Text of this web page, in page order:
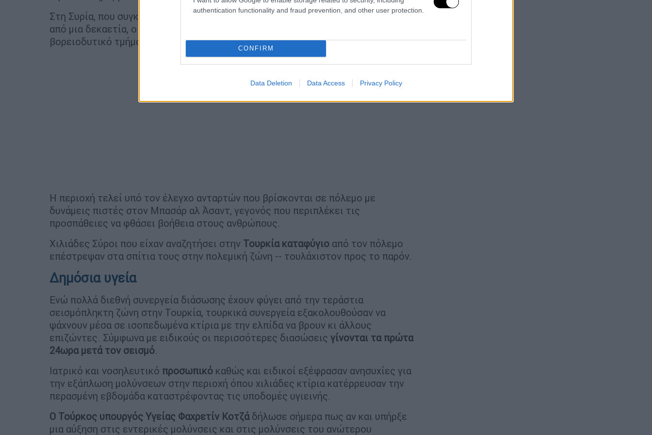
authentication functionality and fraud prevention, and other user protection.
CONFIRM
Data Deletion Data Access Privacy Policy
Στη Συρία, που συγκλονίζεται ήδη από ένανεμφύλιο πόλεμοπου διαρκεί πάνω
από μια δεκαετία, ο μεγαλύτερος αριθμός των θανάτων καταγράφεται στο
βορειοδυτικό τμήμα της χώρας.
Η περιοχή τελεί υπό τον έλεγχο ανταρτών που βρίσκονται σε πόλεμο με
δυνάμεις πιστές στον Μπασάρ αλ Άσαντ, γεγονός που περιπλέκει τις
προσπάθειες να φθάσει βοήθεια στους ανθρώπους.
Χιλιάδες Σύροι που είχαν αναζητήσει στην Τουρκία καταφύγιο από τον πόλεμο
επέστρεψαν στα σπίτια τους στην πολεμική ζώνη -- τουλάχιστον προς το παρόν.
Δημόσια υγεία
Ενώ πολλά διεθνή συνεργεία διάσωσης έχουν φύγει από την τεράστια
σεισμόπληκτη ζώνη στην Τουρκία, τουρκικά συνεργεία εξακολουθούσαν να
ψάχνουν μέσα σε ισοπεδωμένα κτίρια με την ελπίδα να βρουν κι άλλους
επιζώντες. Σύμφωνα με ειδικούς οι περισσότερες διασώσεις γίνονται τα πρώτα
24ωρα μετά τον σεισμό.
Ιατρικό και νοσηλευτικό προσωπικό καθώς και ειδικοί εξέφρασαν ανησυχίες για
την εξάπλωση μολύνσεων στην περιοχή όπου χιλιάδες κτίρια κατέρρευσαν την
περασμένη εβδομάδα καταστρέφοντας τις υποδομές υγιεινής.
Ο Τούρκος υπουργός Υγείας Φαχρετίν Κοτζάδήλωσε σήμερα πως αν και υπήρξε
μια αύξηση στις εντερικές μολύνσεις και στις μολύνσεις του ανώτερου